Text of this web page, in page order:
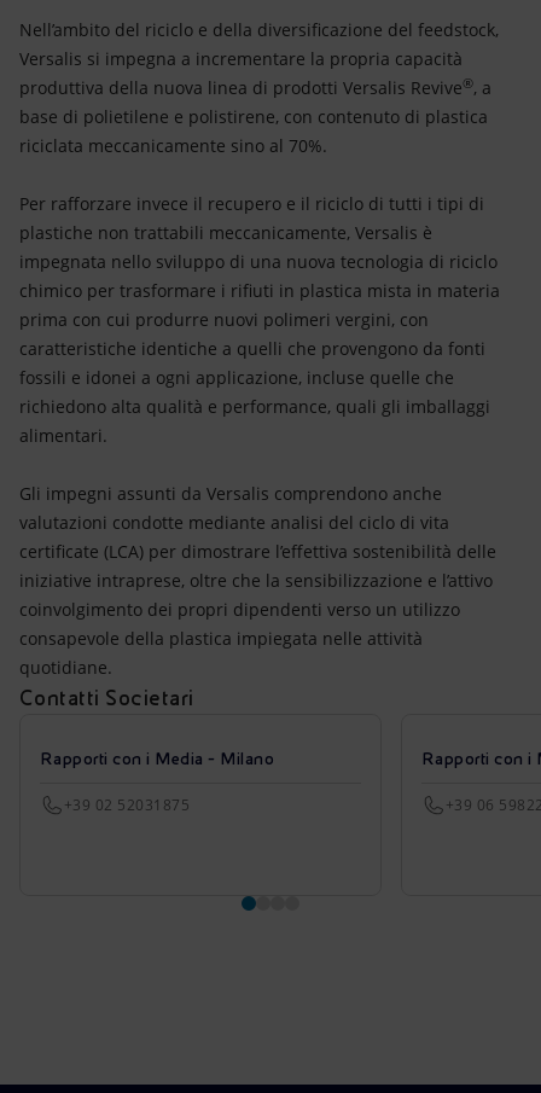
Nell’ambito del riciclo e della diversificazione del feedstock,
Versalis si impegna a incrementare la propria capacità
produttiva della nuova linea di prodotti Versalis Revive®, a
base di polietilene e polistirene, con contenuto di plastica
riciclata meccanicamente sino al 70%.
Per rafforzare invece il recupero e il riciclo di tutti i tipi di
plastiche non trattabili meccanicamente, Versalis è
impegnata nello sviluppo di una nuova tecnologia di riciclo
chimico per trasformare i rifiuti in plastica mista in materia
prima con cui produrre nuovi polimeri vergini, con
caratteristiche identiche a quelli che provengono da fonti
fossili e idonei a ogni applicazione, incluse quelle che
richiedono alta qualità e performance, quali gli imballaggi
alimentari.
Gli impegni assunti da Versalis comprendono anche
valutazioni condotte mediante analisi del ciclo di vita
certificate (LCA) per dimostrare l’effettiva sostenibilità delle
iniziative intraprese, oltre che la sensibilizzazione e l’attivo
coinvolgimento dei propri dipendenti verso un utilizzo
consapevole della plastica impiegata nelle attività
quotidiane.
Contatti Societari
Rapporti con i Media - Milano
+39 02 52031875
Rapporti con i
+39 06